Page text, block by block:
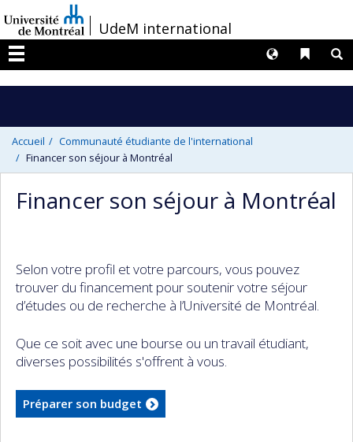
au
contenu
/UdeM international
Menu
Liens
Langues
Accueil
Communauté étudiante de l'international
Financer son séjour à Montréal
Financer son séjour à Montréal
Selon votre profil et votre parcours, vous pouvez
trouver du financement pour soutenir votre séjour
d’études ou de recherche à l’Université de Montréal.
Que ce soit avec une bourse ou un travail étudiant,
diverses possibilités s'offrent à vous.
Préparer son budget